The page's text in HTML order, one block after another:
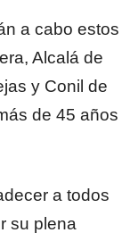
a cabo estos
Alcalá de
y Conil de
de 45 años
a todos
su plena